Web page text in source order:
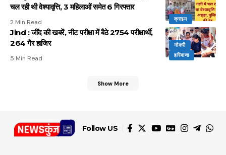
क्राइम
चल रही थी वेश्यावृत्ति, 3 महिलाओं समेत 6 गिरफ्तार
2 Min Read
नौकरी
हरियाणा
Jind : जींद की खबरें, नीट परीक्षा में बैठे 2754 परीक्षार्थी,
264 गैर हाजिर
5 Min Read
Show More
Follow US